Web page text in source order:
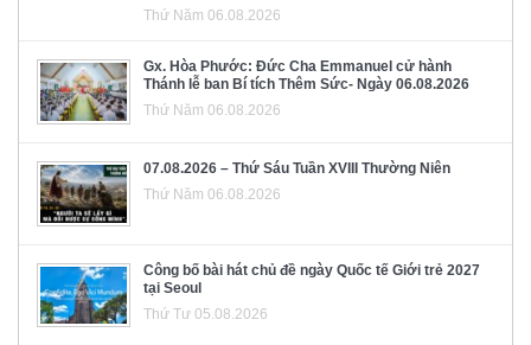
Thứ Năm 06.08.2026
Gx. Hòa Phước: Đức Cha Emmanuel cử hành
Thánh lễ ban Bí tích Thêm Sức- Ngày 06.08.2026
Thứ Năm 06.08.2026
07.08.2026 – Thứ Sáu Tuần XVIII Thường Niên
Thứ Năm 06.08.2026
Công bố bài hát chủ đề ngày Quốc tế Giới trẻ 2027
tại Seoul
Thứ Tư 05.08.2026